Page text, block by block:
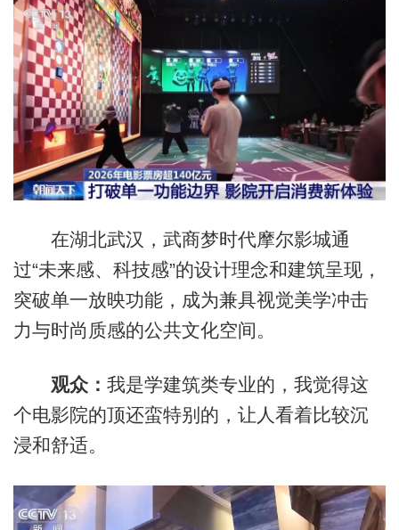
在湖北武汉，武商梦时代摩尔影城通
过“未来感、科技感”的设计理念和建筑呈现，
突破单一放映功能，成为兼具视觉美学冲击
力与时尚质感的公共文化空间。
观众： 我是学建筑类专业的，我觉得这
个电影院的顶还蛮特别的，让人看着比较沉
浸和舒适。